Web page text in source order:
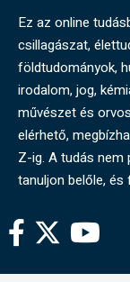
Ez az online
csillagászat,
földtudományok,
irodalom, jog,
művészet és
elérhető,
Z-ig. A tudás nem
tanuljon belőle,